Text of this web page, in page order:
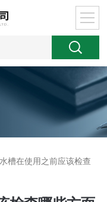
槽在使用之前应该检查